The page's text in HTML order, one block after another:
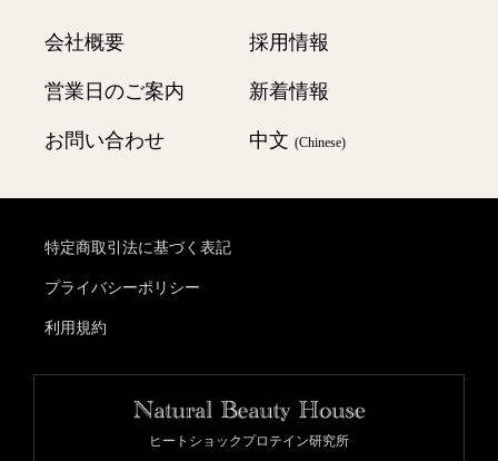
送料について
海外へのお届けについて
LINE ID連携のご案内
会社概要 採用情報
営業日のご案内 新着情報
お問い合わせ 中文 (Chinese)
特定商取引法に基づく表記
プライバシーポリシー
利用規約
ヒートショックプロテイン研究所